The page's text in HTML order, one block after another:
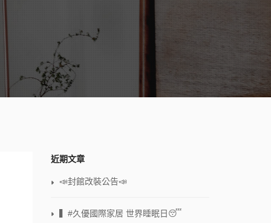
近期文章
📣封館改裝公告📣
▍#久優國際家居 世界睡眠日😴